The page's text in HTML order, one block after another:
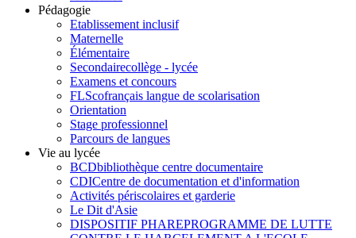
Pédagogie
Etablissement inclusif
Maternelle
Élémentaire
Secondairecollège - lycée
Examens et concours
FLScofrançais langue de scolarisation
Orientation
Stage professionnel
Parcours de langues
Vie au lycée
BCDbibliothèque centre documentaire
CDICentre de documentation et d'information
Activités périscolaires et garderie
Le Dit d'Asie
DISPOSITIF PHAREPROGRAMME DE LUTTE